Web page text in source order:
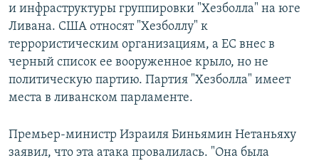
и инфраструктуры группировки "Хезболла" на юге
Ливана. CША относят "Хезболлу" к
террористическим организациям, а ЕС внес в
черный список ее вооруженное крыло, но не
политическую партию. Партия "Хезболла" имеет
места в ливанском парламенте.
Премьер-министр Израиля Биньямин Нетаньяху
заявил, что эта атака провалилась. "Она была